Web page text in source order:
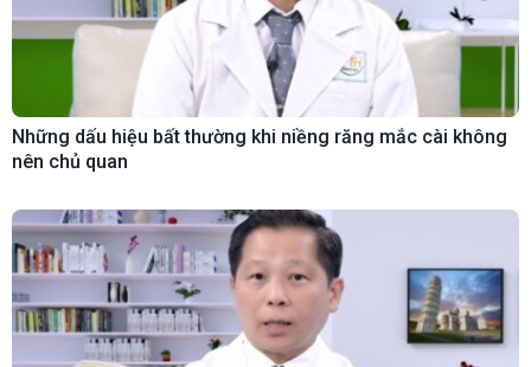
Những dấu hiệu bất thường khi niềng răng mắc cài không
nên chủ quan